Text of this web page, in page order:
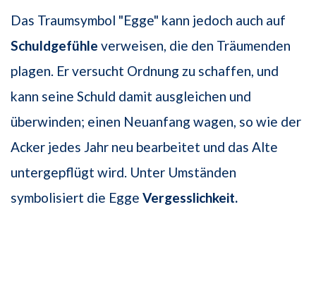
Das Traumsymbol "Egge" kann jedoch auch auf
Schuldgefühle verweisen, die den Träumenden
plagen. Er versucht Ordnung zu schaffen, und
kann seine Schuld damit ausgleichen und
überwinden; einen Neuanfang wagen, so wie der
Acker jedes Jahr neu bearbeitet und das Alte
untergepflügt wird. Unter Umständen
symbolisiert die Egge Vergesslichkeit.